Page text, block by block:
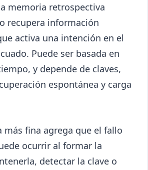
memoria retrospectiva
recupera información
activa una intención en el
Puede ser basada en
y depende de claves,
espontánea y carga
más fina agrega que el fallo
ocurrir al formar la
detectar la clave o